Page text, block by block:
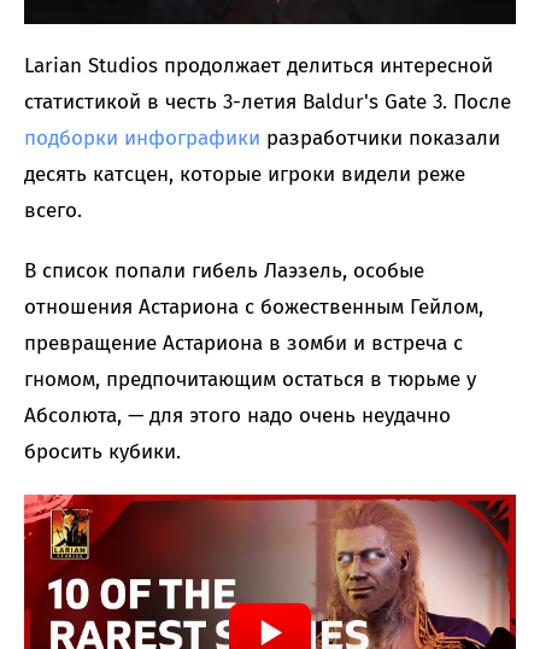
Larian Studios продолжает делиться интересной
статистикой в честь 3-летия Baldur's Gate 3. После
подборки инфографики разработчики показали
десять катсцен, которые игроки видели реже
всего.
В список попали гибель Лаэзель, особые
отношения Астариона с божественным Гейлом,
превращение Астариона в зомби и встреча с
гномом, предпочитающим остаться в тюрьме у
Абсолюта, — для этого надо очень неудачно
бросить кубики.